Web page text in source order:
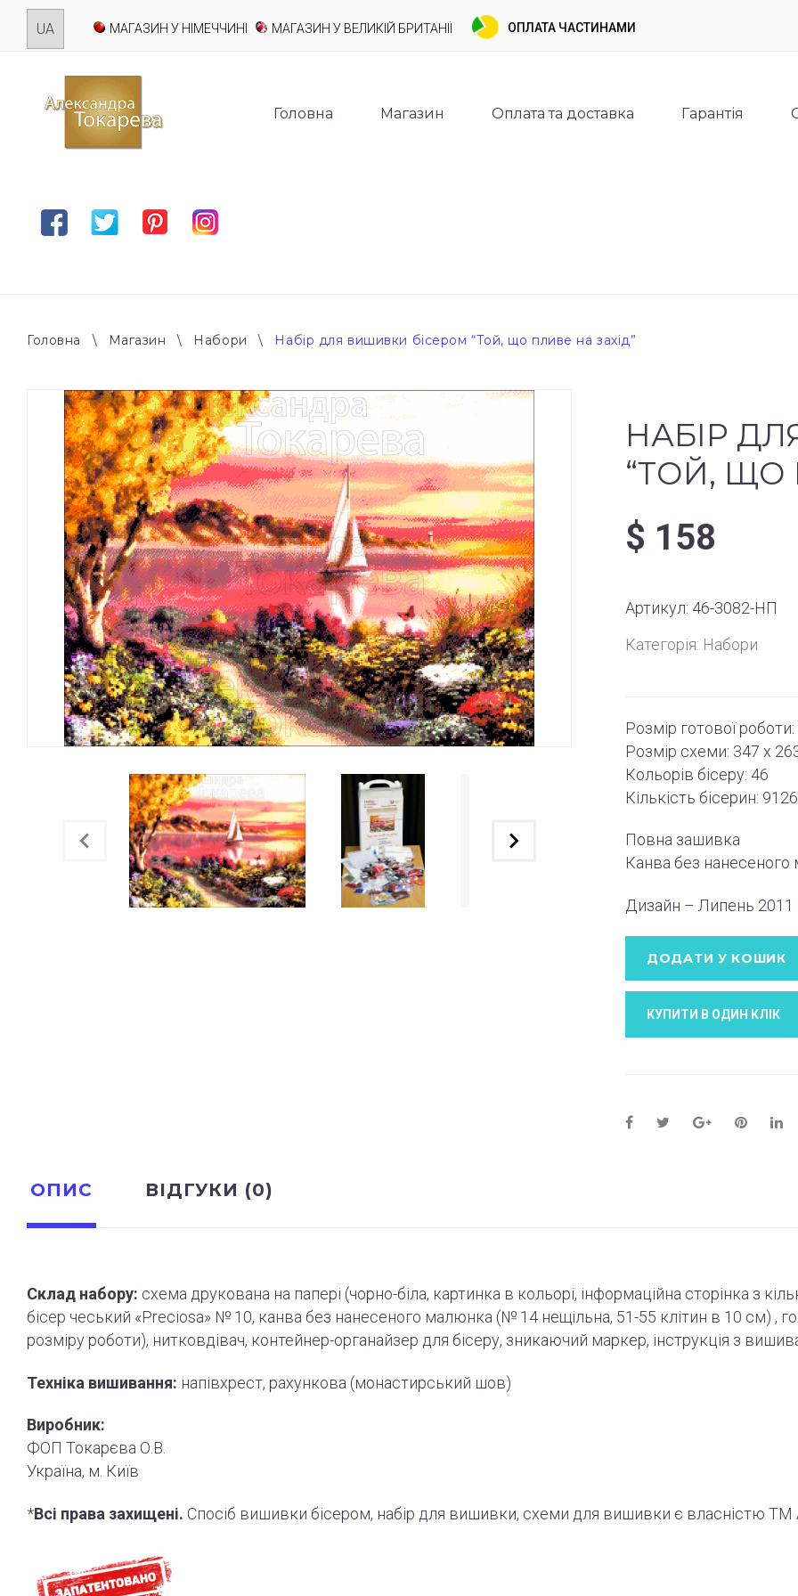
Skip
МАГАЗИН У НІМЕЧЧИНІ МАГАЗИН У ВЕЛИКІЙ БРИТАНІЇ
FacebookTwitterPinterestInstagram
Головна Магазин Оплата та доставка Гарантія
ОПЛАТА ЧАСТИНАМИ
Головна \ Магазин \ Набори \ Набір для вишивки бісером “Той, що пливе на захід”
НАБІР
“ТОЙ, ЩО
$ 158
Артикул: 46-3082-НП
Категорія: Набори
Розмір готової роботи:
Розмір схеми: 347 x
Кольорів бісеру: 46
Кількість бісерин:
Повна зашивка
Канва без
Дизайн – Липень 2011
ДОДАТИ У КОШИК
КУПИТИ В ОДИН КЛIК
ОПИС ВІДГУКИ (0)
Склад набору: схема друкована на папері (чорно-біла, картинка в кольорі, інформаційна сторінка з
бісер чеський «Preciosa» № 10, канва без нанесеного малюнка (№ 14 нещільна, 51-55 клітин в 10 см) ,
розміру роботи), нитковдівач, контейнер-органайзер для бісеру, зникаючий маркер, інструкція з
Техніка вишивання: напівхрест, рахункова (монастирський шов)
Виробник:
ФОП Токарєва О.В.
Україна, м. Київ
*Всі права захищені. Спосіб вишивки бісером, набір для вишивки, схеми для вишивки є власністю